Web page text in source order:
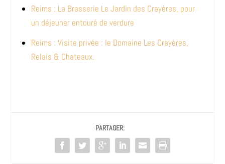
Reims : La Brasserie Le Jardin des Crayères, pour
un déjeuner entouré de verdure
Reims : Visite privée : le Domaine Les Crayères,
Relais & Chateaux.
PARTAGER: